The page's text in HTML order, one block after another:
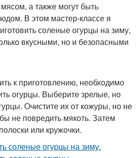
а также могут быть
В этом мастер-классе я
соленые огурцы на зиму,
вкусными, но и безопасными
к приготовлению, необходимо
огурцы. Выберите зрелые, но
Очистите их от кожуры, но не
не повредить мякоть. Затем
или кружочки.